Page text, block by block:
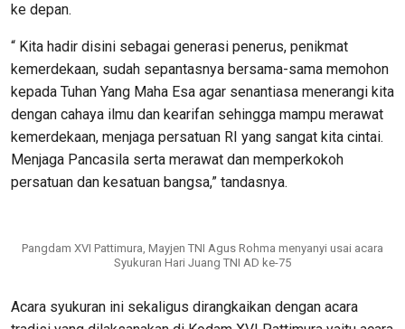
ke depan.
“ Kita hadir disini sebagai generasi penerus, penikmat
kemerdekaan, sudah sepantasnya bersama-sama memohon
kepada Tuhan Yang Maha Esa agar senantiasa menerangi kita
dengan cahaya ilmu dan kearifan sehingga mampu merawat
kemerdekaan, menjaga persatuan RI yang sangat kita cintai.
Menjaga Pancasila serta merawat dan memperkokoh
persatuan dan kesatuan bangsa,” tandasnya.
Pangdam XVI Pattimura, Mayjen TNI Agus Rohma menyanyi usai acara
Syukuran Hari Juang TNI AD ke-75
Acara syukuran ini sekaligus dirangkaikan dengan acara